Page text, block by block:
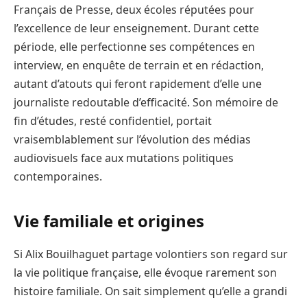
Français de Presse, deux écoles réputées pour
l’excellence de leur enseignement. Durant cette
période, elle perfectionne ses compétences en
interview, en enquête de terrain et en rédaction,
autant d’atouts qui feront rapidement d’elle une
journaliste redoutable d’efficacité. Son mémoire de
fin d’études, resté confidentiel, portait
vraisemblablement sur l’évolution des médias
audiovisuels face aux mutations politiques
contemporaines.
Vie familiale et origines
Si Alix Bouilhaguet partage volontiers son regard sur
la vie politique française, elle évoque rarement son
histoire familiale. On sait simplement qu’elle a grandi